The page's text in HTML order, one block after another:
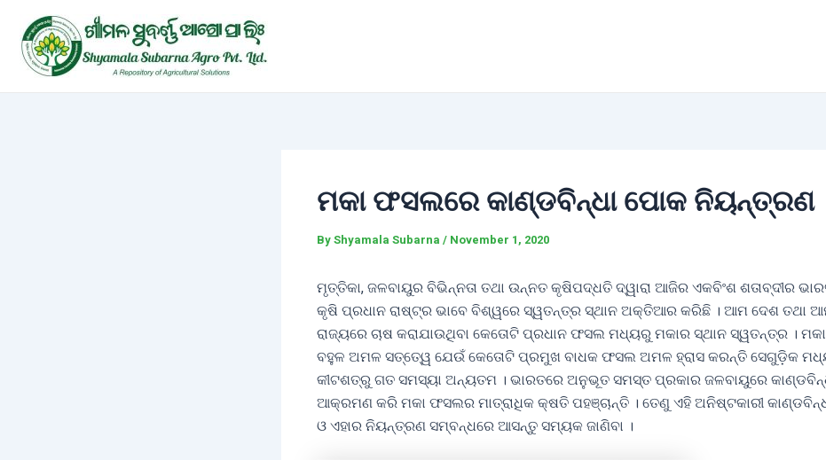
content
ମକା ଫସଲରେ କାଣ୍ଡବିନ୍ଧା ପୋକ ନିୟନ୍ତ୍ରଣ
ByShyamala Subarna / November 1, 2020
ମୃତ୍ତିକା, ଜଳବାୟୁର ବିଭିନ୍ନତା ତଥା ଉନ୍ନତ କୃଷିପଦ୍ଧତି ଦ୍ୱାରା ଆଜିର ଏକବିଂଶ ଶତାବ୍ଦୀର
କୃଷି ପ୍ରଧାନ ରାଷ୍ଟ୍ର ଭାବେ ବିଶ୍ୱରେ ସ୍ୱତନ୍ତ୍ର ସ୍ଥାନ ଅକ୍ତିଆର କରିଛି । ଆମ ଦେଶ ତଥା
ରାଜ୍ୟରେ ଚାଷ କରାଯାଉଥିବା କେତୋଟି ପ୍ରଧାନ ଫସଲ ମଧ୍ୟରୁ ମକାର ସ୍ଥାନ ସ୍ୱତନ୍ତ୍ର ।
ବହୁଳ ଅମଳ ସତ୍ତେ୍ୱ ଯେଉଁ କେତୋଟି ପ୍ରମୁଖ ବାଧକ ଫସଲ ଅମଳ ହ୍ରାସ କରନ୍ତି ସେଗୁଡ଼ିକ
କୀଟଶତ୍ରୁ ଗତ ସମସ୍ୟା ଅନ୍ୟତମ । ଭାରତରେ ଅନୁଭୂତ ସମସ୍ତ ପ୍ରକାର ଜଳବାୟୁରେ
ଆକ୍ରମଣ କରି ମକା ଫସଲର ମାତ୍ରାଧିକ କ୍ଷତି ପହଞ୍ଚାନ୍ତି । ତେଣୁ ଏହି ଅନିଷ୍ଟକାରୀ
ଓ ଏହାର ନିୟନ୍ତ୍ରଣ ସମ୍ବନ୍ଧରେ ଆସନ୍ତୁ ସମ୍ୟକ ଜାଣିବା ।